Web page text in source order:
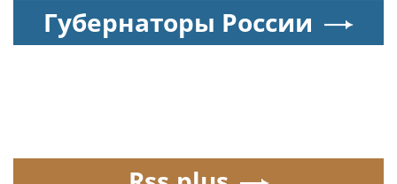
Губернаторы России